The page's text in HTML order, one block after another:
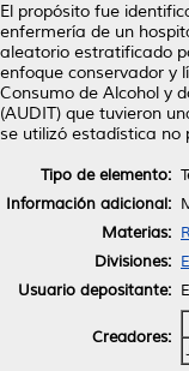
El propósito fue
enfermería de un
aleatorio estratificado
enfoque conservador y
Consumo de Alcohol y
(AUDIT) que tuvieron
se utilizó estadística no
Tipo de elemento:
Información adicional:
Materias:
Divisiones:
Usuario depositante:
Creadores: